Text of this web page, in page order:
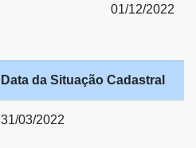
01/12/2022
Data da Situação Cadastral
31/03/2022